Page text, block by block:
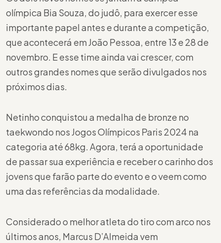
olímpica Bia Souza, do judô, para exercer esse
importante papel antes e durante a competição,
que acontecerá em João Pessoa, entre 13 e 28 de
novembro. E esse time ainda vai crescer, com
outros grandes nomes que serão divulgados nos
próximos dias.
Netinho conquistou a medalha de bronze no
taekwondo nos Jogos Olímpicos Paris 2024 na
categoria até 68kg. Agora, terá a oportunidade
de passar sua experiência e receber o carinho dos
jovens que farão parte do evento e o veem como
uma das referências da modalidade.
Considerado o melhor atleta do tiro com arco nos
últimos anos, Marcus D’Almeida vem